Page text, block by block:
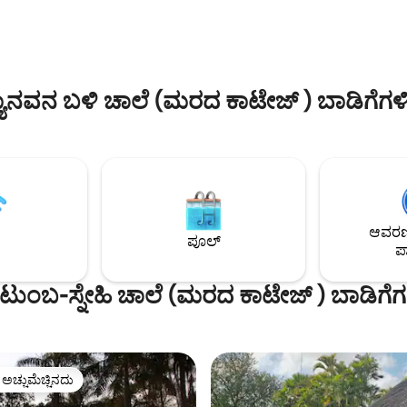
ಬಳಿ ಚಾಲೆ (ಮರದ ಕಾಟೇಜ್ )
ಪೂಲ್
ಸ್ನೇಹಿ ಚಾಲೆ (ಮರದ ಕಾಟೇಜ್ )
ಹೆಚ್ಚು ಅಚ್ಚುಮೆಚ್ಚಿನದು